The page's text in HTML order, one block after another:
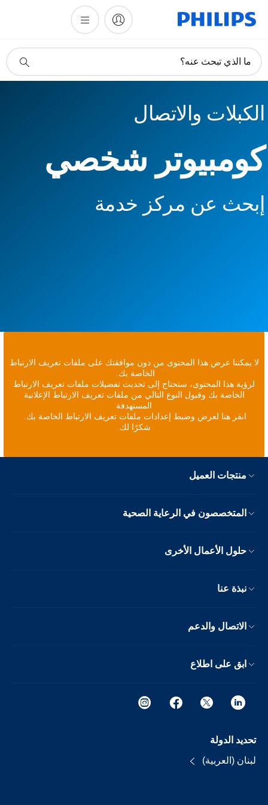
دعم
ما الذي تبحث عنه؟
الكبلات والاتصال
كومبيوتر شخصي
إبحث عن مركز خدمة
لا يمكننا عرض هذا المحتوى من دون موافقتك على ملفات تعريف الارتباط
الخاصة بك.
لرؤية هذا المحتوى، ستحتاج إلى تحديث تفضيلات ملفات تعريف الارتباط
الخاصة بك وقبول النوع التالي من ملفات تعريف الارتباط الإعلانية
المستهدفة
انقر هنا لعرض وضبط إعدادات ملفات تعريف الارتباط الخاصة بك.
شكرًا لك.
منتجات العميل
المتخصصون في الرعاية الصحية
حلول الأعمال الأخرى
نبذة عنا
الاتصال والدعم
ابق على اطلاع
تحديد الدولة
لبنان (العربية)